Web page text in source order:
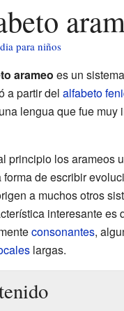
para niños
arameo es un
a partir del alfabeto
lengua que fue muy
principio los arameos
forma de escribir
a muchos otros
interesante es
consonantes,
largas.